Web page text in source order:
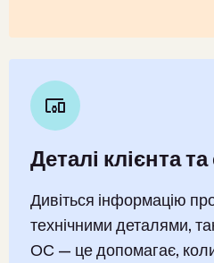
Деталі клієнта
Дивіться інформацію
технічними деталями,
ОС — це допомагає,